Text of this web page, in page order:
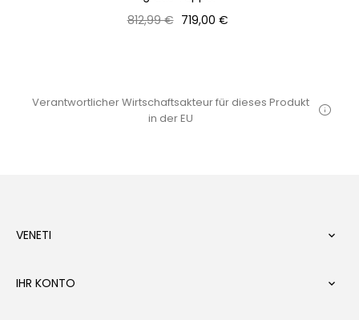
Normaler
812,99 € Preis
719,00 €
Verantwortlicher Wirtschaftsakteur für dieses Produkt
in der EU
VENETI 
IHR KONTO 